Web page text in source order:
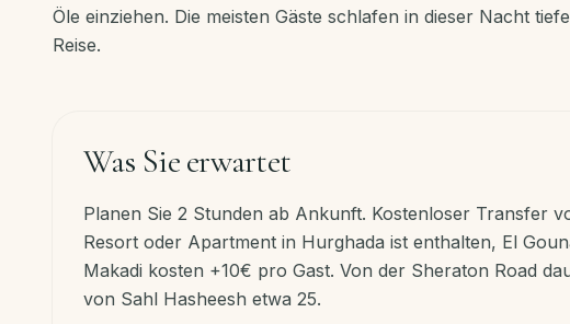
Öle einziehen. Die meisten Gäste schlafen in dieser Nacht
Reise.
Was Sie erwartet
Planen Sie 2 Stunden ab Ankunft. Kostenloser Transfer
Resort oder Apartment in Hurghada ist enthalten, El
Makadi kosten +10€ pro Gast. Von der Sheraton Road
von Sahl Hasheesh etwa 25.